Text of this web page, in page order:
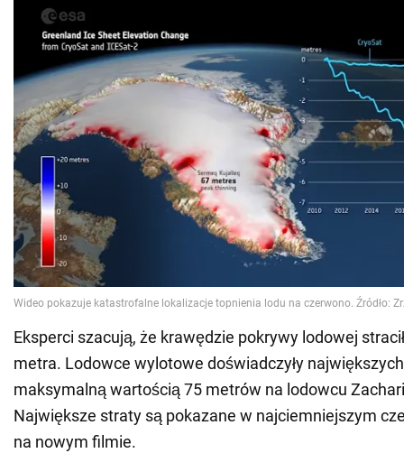
Eksperci szacują, że krawędzie pokrywy lodowej
metra. Lodowce wylotowe doświadczyły
maksymalną wartością 75 metrów na lodowcu
Największe straty są pokazane w najciemniejszym
na nowym filmie.